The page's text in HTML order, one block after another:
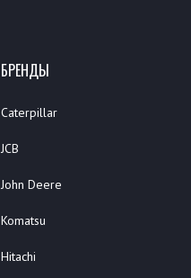
БРЕНДЫ
Caterpillar
JCB
John Deere
Komatsu
Hitachi